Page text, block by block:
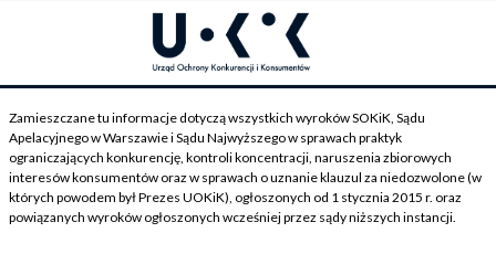
Zamieszczane tu informacje dotyczą wszystkich wyroków SOKiK, Sądu
Apelacyjnego w Warszawie i Sądu Najwyższego w sprawach praktyk
ograniczających konkurencję, kontroli koncentracji, naruszenia zbiorowych
interesów konsumentów oraz w sprawach o uznanie klauzul za niedozwolone (w
których powodem był Prezes UOKiK), ogłoszonych od 1 stycznia 2015 r. oraz
powiązanych wyroków ogłoszonych wcześniej przez sądy niższych instancji.